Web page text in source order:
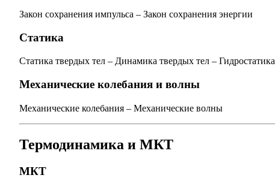
Закон сохранения импульса – Закон сохранения энергии
Статика
Статика твердых тел – Динамика твердых тел – Гидростатика
Механические колебания и волны
Механические колебания – Механические волны
Термодинамика и МКТ
МКТ